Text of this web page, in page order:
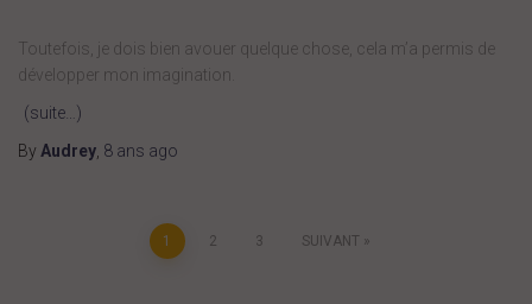
Toutefois, je dois bien avouer quelque chose, cela m’a permis de
développer mon imagination.
(suite…)
By Audrey 8 ans ago
Pagination
1 2 3 SUIVANT